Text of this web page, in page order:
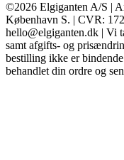
©2026 Elgiganten A/S |
København S. | CVR:
hello@elgiganten.dk | Vi
samt afgifts- og
bestilling ikke er
behandlet din ordre og